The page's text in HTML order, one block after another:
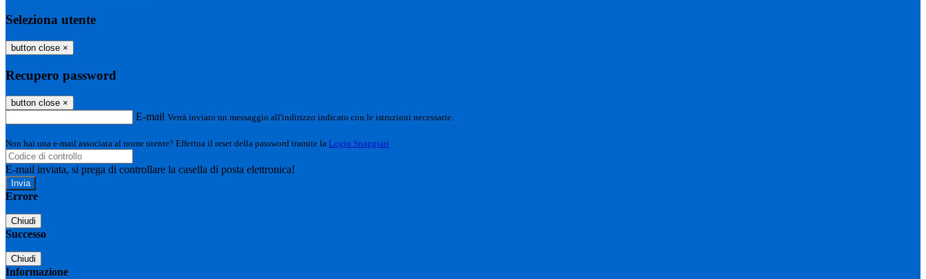
Seleziona utente
button close ×
Recupero password
button close ×
E-mail Verrà inviato un messaggio all'indirizzo indicato con le istruzioni necessarie.
Non hai una e-mail associata al nome utente? Effettua il reset della password tramite la Login Spaggiari
E-mail inviata, si prega di controllare la casella di posta elettronica!
Errore
Chiudi
Successo
Chiudi
Informazione